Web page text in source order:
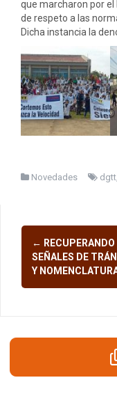
que marcharon por
de respeto a las
Dicha instancia la
Novedades dgtt
Navegación
de
entradas
← RECUPERANDO
SEÑALES DE
Y